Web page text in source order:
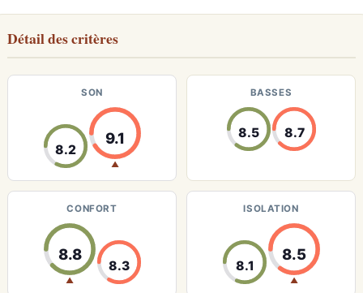
Détail des critères
SON
8.2
9.1
▲
BASSES
8.5 8.7
CONFORT
8.8
▲
8.3
ISOLATION
8.1
8.5
▲